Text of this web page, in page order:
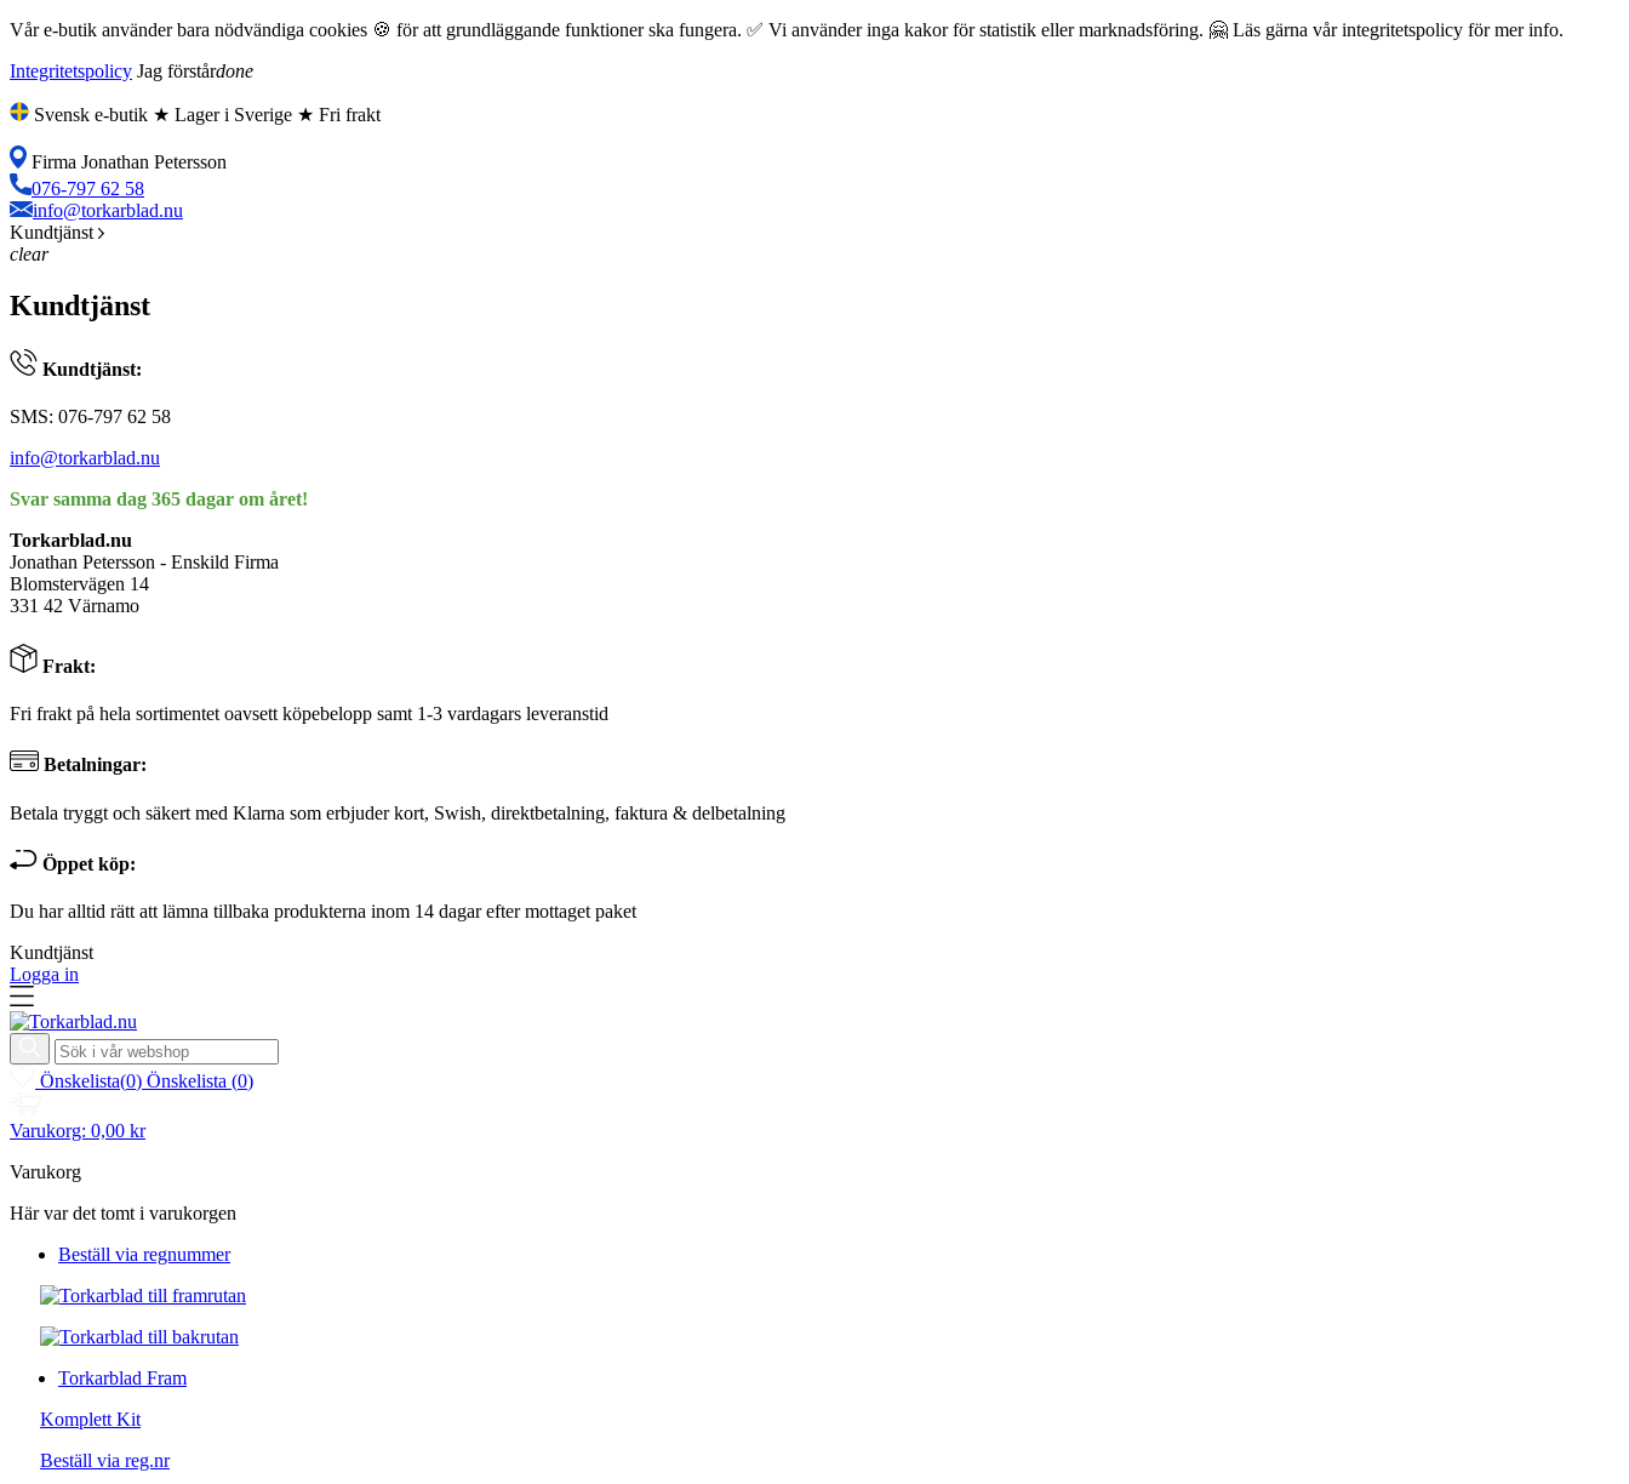
Vår e-butik använder bara nödvändiga cookies 🍪 för att grundläggande funktioner ska fungera. ✅ Vi använder inga kakor för statistik eller marknadsföring. 🤗 Läs gärna vår integritetspolicy för mer info.
Integritetspolicy Jag förstårdone
Svensk e-butik ★ Lager i Sverige ★ Fri frakt
Firma Jonathan Petersson
076-797 62 58
info@torkarblad.nu
Kundtjänst
clear
Kundtjänst
Kundtjänst:
SMS: 076-797 62 58
info@torkarblad.nu
Svar samma dag 365 dagar om året!
Torkarblad.nu
Jonathan Petersson - Enskild Firma
Blomstervägen 14
331 42 Värnamo
Frakt:
Fri frakt på hela sortimentet oavsett köpebelopp samt 1-3 vardagars leveranstid
Betalningar:
Betala tryggt och säkert med Klarna som erbjuder kort, Swish, direktbetalning, faktura & delbetalning
Öppet köp:
Du har alltid rätt att lämna tillbaka produkterna inom 14 dagar efter mottaget paket
Kundtjänst
Logga in
Önskelista(0) Önskelista (0)
Varukorg: 0,00 kr
Varukorg
Här var det tomt i varukorgen
Beställ via regnummer
Torkarblad Fram
Komplett Kit
Beställ via reg.nr